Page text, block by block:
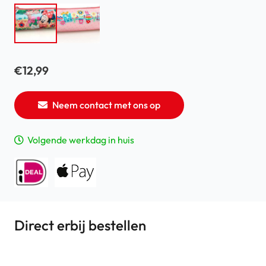
€12,99
Neem contact met ons op
Volgende werkdag in huis
Direct erbij bestellen